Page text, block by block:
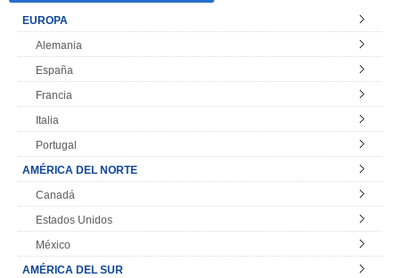
EUROPA
Alemania
España
Francia
Italia
Portugal
AMÉRICA DEL NORTE
Canadá
Estados Unidos
México
AMÉRICA DEL SUR